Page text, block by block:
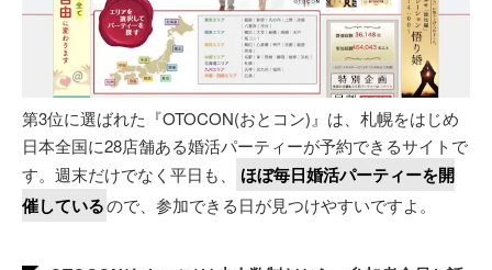
第3位に選ばれた『OTOCON(おとコン)』は、札幌をはじめ
日本全国に28店舗ある婚活パーティーが予約できるサイトで
す。週末だけでなく平日も、
ほぼ毎日婚活パーティーを開
催しているので、参加できる日が見つけやすいですよ。